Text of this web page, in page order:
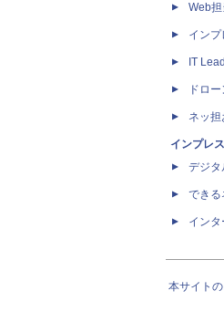
Web
イン
IT
ドロ
ネッ
インプレ
デジタ
できる
イン
本サイト